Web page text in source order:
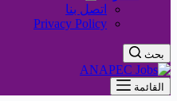
اتصل بنا
Privacy Policy
بحث
القائمة